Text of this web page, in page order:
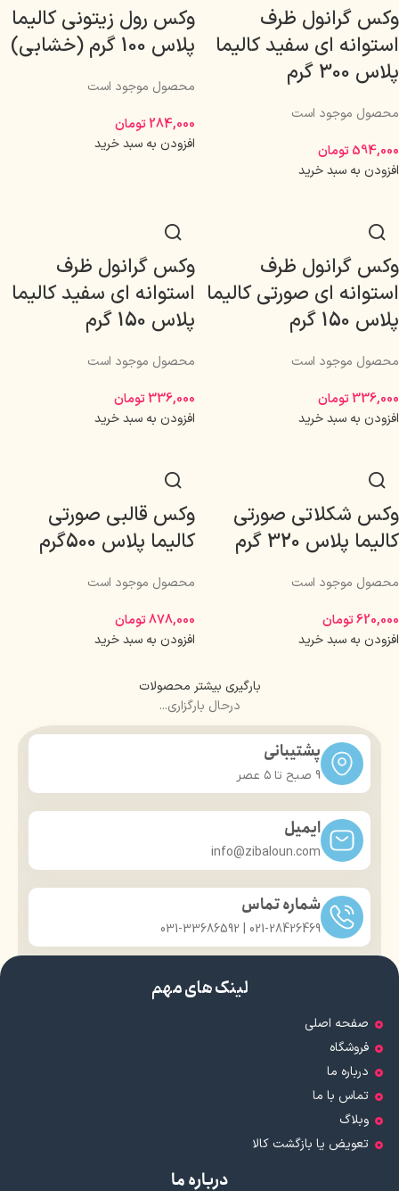
وکس گرانول ظرف
استوانه ای سفید کالیما
پلاس 300 گرم
محصول موجود است
594,000تومان
افزودن به سبد خرید
وکس رول زیتونی کالیما
پلاس 100 گرم (خشابی)
محصول موجود است
284,000تومان
افزودن به سبد خرید
وکس گرانول ظرف
استوانه ای صورتی کالیما
پلاس 150 گرم
محصول موجود است
336,000تومان
افزودن به سبد خرید
وکس گرانول ظرف
استوانه ای سفید کالیما
پلاس 150 گرم
محصول موجود است
336,000تومان
افزودن به سبد خرید
وکس شکلاتی صورتی
کالیما پلاس 320 گرم
محصول موجود است
620,000تومان
افزودن به سبد خرید
وکس قالبی صورتی
کالیما پلاس 500گرم
محصول موجود است
878,000تومان
افزودن به سبد خرید
بارگیری بیشتر محصولات
درحال بارگزاری...
پشتیبانی
9 صبح تا ۵ عصر
ایمیل
info@zibaloun.com
شماره تماس
021-28426469 | 031-33686592
لینک های مهم
صفحه اصلی
فروشگاه
درباره ما
تماس با ما
وبلاگ
تعویض یا بازگشت کالا
درباره ما